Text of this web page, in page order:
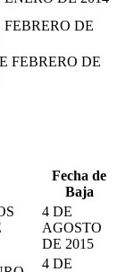
FEBRERO DE
FEBRERO DE
Fecha de
Baja
4 DE
AGOSTO
DE 2015
4 DE